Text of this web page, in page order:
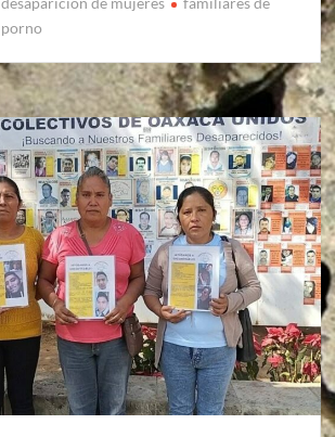
porno